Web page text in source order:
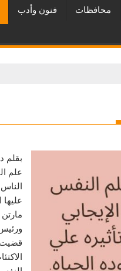
محافظات فنون وأدب
بقلم
علم
الناس